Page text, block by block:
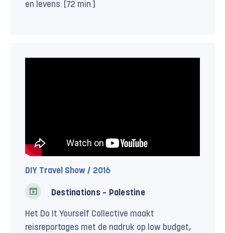
en levens. [72 min.]
DIY Travel Show / 2016
Destinations – Palestine
Het Do It Yourself Collective maakt
reisreportages met de nadruk op low budget,